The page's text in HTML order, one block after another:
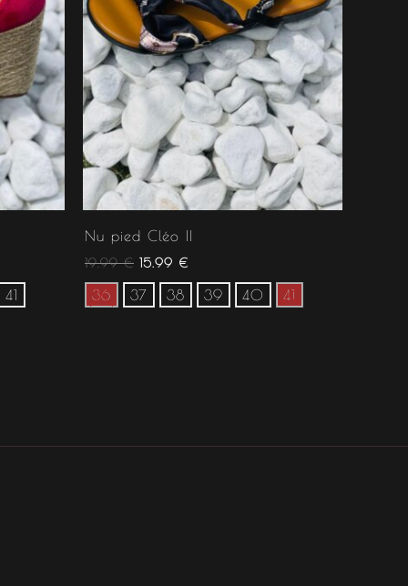
41
Nu pied Cléo II
19.99€ 15.99 €
36 37 38 39 40 41